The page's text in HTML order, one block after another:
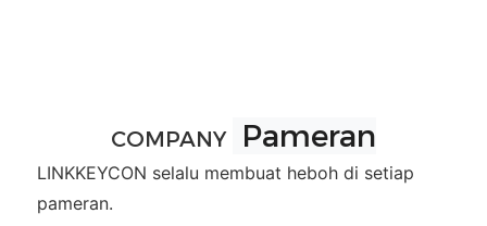
COMPANY Pameran
LINKKEYCON selalu membuat heboh di setiap
pameran.